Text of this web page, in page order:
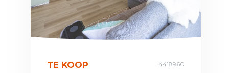
TE KOOP 4418960